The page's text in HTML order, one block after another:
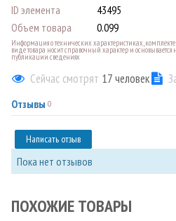
ID элемента
43495
Объем товара
0.099
Информация о технических характеристиках,
виде товара носит справочный характер и
публикации сведениях
Сейчас смотрят 17человек
Отзывы 0
Написать отзыв
Пока нет отзывов
ПОХОЖИЕ ТОВАРЫ